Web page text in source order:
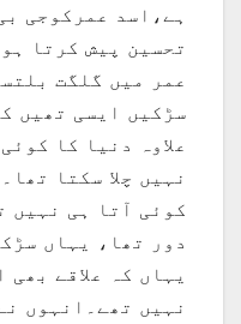
ہے،اسد عمرکوجی
عمر میں گلگت
سڑکیں ایسی تھیں
علاوہ دنیا کا
نہیں چلا سکتا
کوئی آتا ہی نہیں
دور تھا، یہاں
یہاں کہ علاقے بھی
نہیں تھے۔انہوں